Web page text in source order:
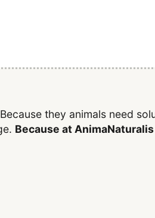
they animals need
Because at